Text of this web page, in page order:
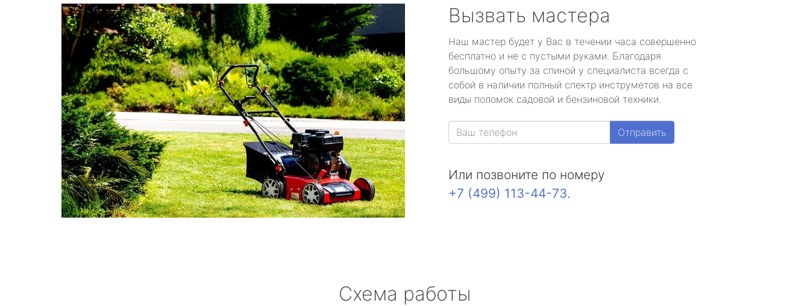
Вызвать мастера
Наш мастер будет у Вас в течении часа совершенно
бесплатно и не с пустыми руками. Благодаря
большому опыту за спиной у специалиста всегда с
собой в наличии полный спектр инструметов на все
виды поломок садовой и бензиновой техники.
Отправить
Или позвоните по номеру
+7 (499) 113-44-73.
Схема работы